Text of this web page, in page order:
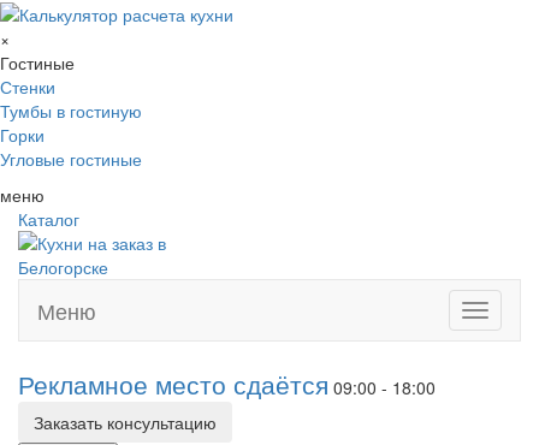
×
Гостиные
Стенки
Тумбы в гостиную
Горки
Угловые гостиные
меню
Каталог
Toggle
Меню
Рекламное место сдаётся 09:00 - 18:00
Заказать консультацию